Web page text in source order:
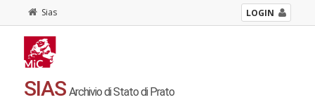
Sias LOGIN
SIAS Archivio di Stato di Prato